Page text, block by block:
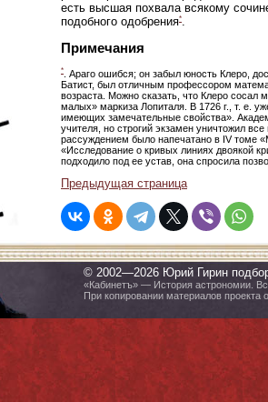
есть высшая похвала всякому
подобного одобрения*.
Примечания
*
. Араго ошибся; он забыл юность Клеро,
Батист, был отличным профессором
возраста. Можно сказать, что Клеро сосал
малых» маркиза Лопиталя. В 1726 г., т. е.
имеющих замечательные свойства».
учителя, но строгий экзамен уничтожил
рассуждением было напечатано в IV томе
«Исследование о кривых линиях двоякой
подходило под ее устав, она спросила
Предыдущая страница
© 2002—2026 Юрий Гирин
«Кабинетъ» — История астрономии.
При копировании материалов проекта